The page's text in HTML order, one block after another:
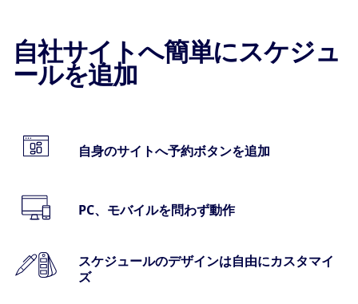
自社サイトへ簡単にスケジュ
ールを追加
自身のサイトへ予約ボタンを追加
PC、モバイルを問わず動作
スケジュールのデザインは自由にカスタマイ
ズ